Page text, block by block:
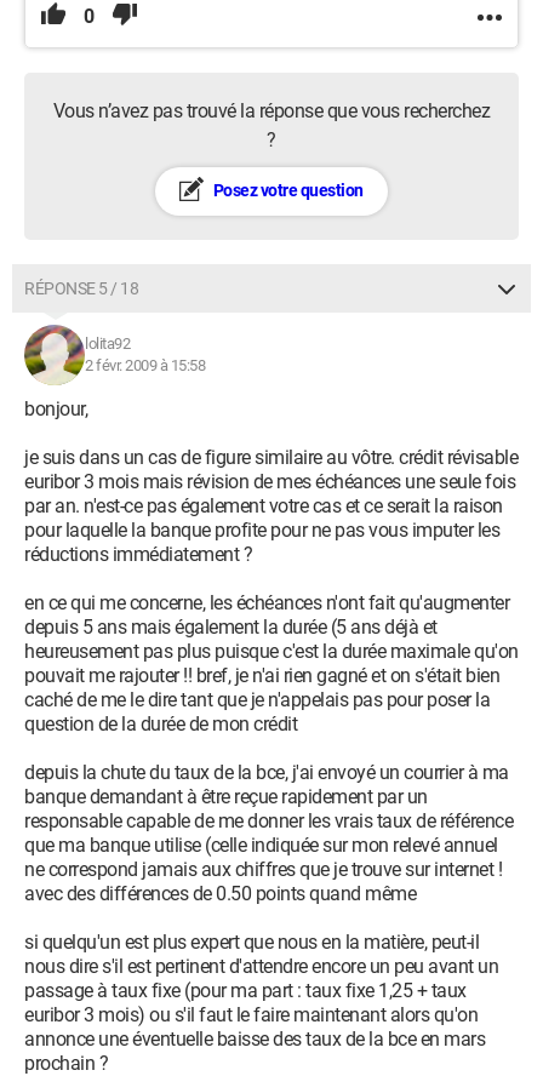
0
Vous n’avez pas trouvé la réponse que vous recherchez
?
Posez votre question
RÉPONSE 5 / 18
lolita92
2 févr. 2009 à 15:58
bonjour,
je suis dans un cas de figure similaire au vôtre. crédit révisable
euribor 3 mois mais révision de mes échéances une seule fois
par an. n'est-ce pas également votre cas et ce serait la raison
pour laquelle la banque profite pour ne pas vous imputer les
réductions immédiatement ?
en ce qui me concerne, les échéances n'ont fait qu'augmenter
depuis 5 ans mais également la durée (5 ans déjà et
heureusement pas plus puisque c'est la durée maximale qu'on
pouvait me rajouter !! bref, je n'ai rien gagné et on s'était bien
caché de me le dire tant que je n'appelais pas pour poser la
question de la durée de mon crédit
depuis la chute du taux de la bce, j'ai envoyé un courrier à ma
banque demandant à être reçue rapidement par un
responsable capable de me donner les vrais taux de référence
que ma banque utilise (celle indiquée sur mon relevé annuel
ne correspond jamais aux chiffres que je trouve sur internet !
avec des différences de 0.50 points quand même
si quelqu'un est plus expert que nous en la matière, peut-il
nous dire s'il est pertinent d'attendre encore un peu avant un
passage à taux fixe (pour ma part : taux fixe 1,25 + taux
euribor 3 mois) ou s'il faut le faire maintenant alors qu'on
annonce une éventuelle baisse des taux de la bce en mars
prochain ?